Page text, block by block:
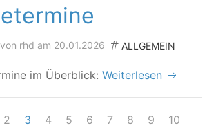
rhd am 20.01.2026 ALLGEMEIN
im Überblick: Weiterlesen
2 3 4 5 6 7 8 9
10